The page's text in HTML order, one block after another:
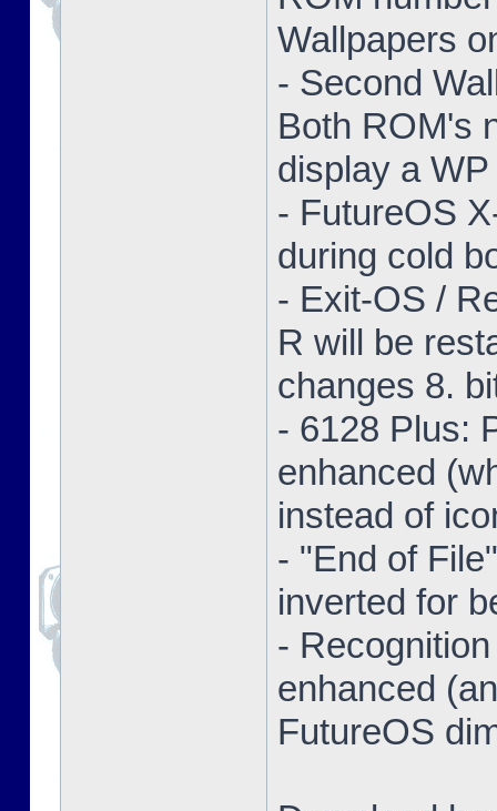
Wallpapers
- Second
Both ROM's
display a
- FutureOS
during cold
- Exit-OS /
R will be
changes 8.
- 6128 Plus:
enhanced
instead of
- "End of
inverted for
-
enhanced
FutureOS